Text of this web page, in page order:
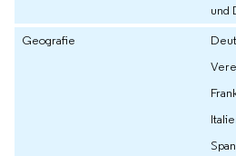
und
Geografie